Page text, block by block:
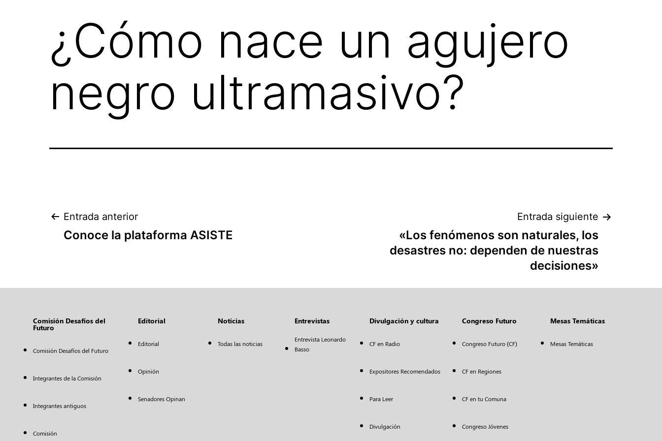
¿Cómo nace un agujero
negro ultramasivo?
Entrada anterior
Conoce la plataforma ASISTE
Entrada siguiente
«Los fenómenos son naturales, los
desastres no: dependen de nuestras
decisiones»
Comisión Desafíos del
Futuro
Comisión Desafíos del Futuro
Integrantes de la Comisión
Integrantes antiguos
Comisión
Editorial
Editorial
Opinión
Senadores Opinan
Noticias
Todas las noticias
Entrevistas
Entrevista Leonardo
Basso
Divulgación y cultura
CF en Radio
Expositores Recomendados
Para Leer
Divulgación
Congreso Futuro
Congreso Futuro (CF)
CF en Regiones
CF en tu Comuna
Congreso Jóvenes
Mesas Temáticas
Mesas Temáticas